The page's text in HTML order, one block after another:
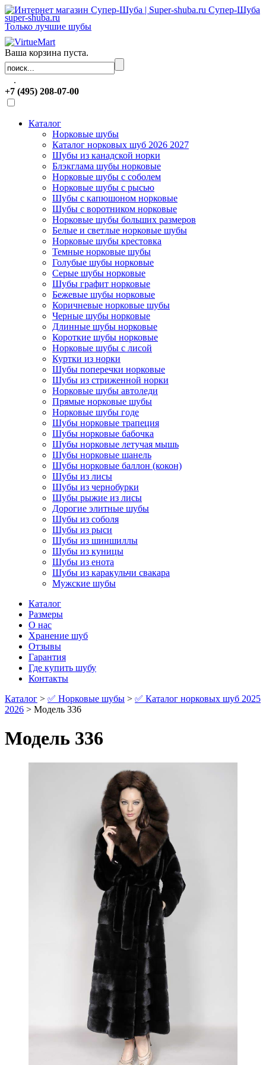
Супер-Шуба
super-shuba.ru
Только лучшие шубы
Ваша корзина пуста.
.
+7 (495) 208-07-00
Каталог
Норковые шубы
Каталог норковых шуб 2026 2027
Шубы из канадской норки
Блэкглама шубы норковые
Норковые шубы с соболем
Норковые шубы с рысью
Шубы с капюшоном норковые
Шубы с воротником норковые
Норковые шубы больших размеров
Белые и светлые норковые шубы
Норковые шубы крестовка
Темные норковые шубы
Голубые шубы норковые
Серые шубы норковые
Шубы графит норковые
Бежевые шубы норковые
Коричневые норковые шубы
Черные шубы норковые
Длинные шубы норковые
Короткие шубы норковые
Норковые шубы с лисой
Куртки из норки
Шубы поперечки норковые
Шубы из стриженной норки
Норковые шубы автоледи
Прямые норковые шубы
Норковые шубы годе
Шубы норковые трапеция
Шубы норковые бабочка
Шубы норковые летучая мышь
Шубы норковые шанель
Шубы норковые баллон (кокон)
Шубы из лисы
Шубы из чернобурки
Шубы рыжие из лисы
Дорогие элитные шубы
Шубы из соболя
Шубы из рыси
Шубы из шиншиллы
Шубы из куницы
Шубы из енота
Шубы из каракульчи свакара
Мужские шубы
Каталог
Размеры
О нас
Хранение шуб
Отзывы
Гарантия
Где купить шубу
Контакты
Каталог > ✅ Норковые шубы > ✅ Каталог норковых шуб 2025
2026 > Модель 336
Модель 336